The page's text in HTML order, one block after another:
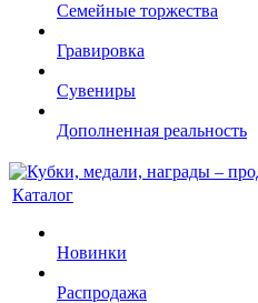
Семейные торжества
Гравировка
Сувениры
Дополненная реальность
Каталог
Новинки
Распродажа